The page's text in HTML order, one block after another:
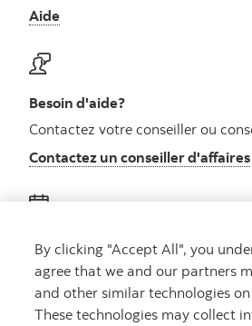
Aide
Besoin d'aide?
Contactez votre conseiller ou
Contactez un conseiller d'affaires
Obtenez des conseils
Rencontrez un conseiller
Prenez rendez-vous
By clicking "Accept All", you
agree that we and our partners
and other similar technologies
These technologies may collect